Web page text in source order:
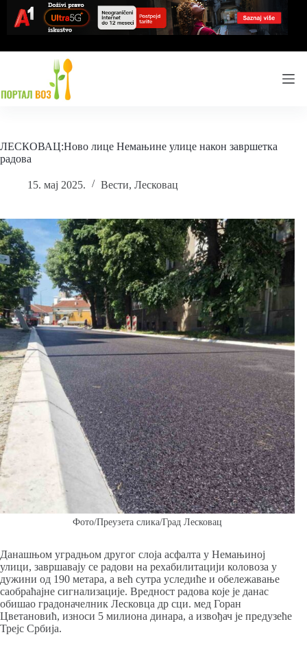
content
ЛЕСКОВАЦ:Ново лице Немањине улице након завршетка
радова
15. мај 2025. Вести, Лесковац
Фото/Преузета слика/Град Лесковац
Данашњом уградњом другог слоја асфалта у Немањиној
улици, завршавају се радови на рехабилитацији коловоза у
дужини од 190 метара, а већ сутра уследиће и обележавање
саобраћајне сигнализације. Вредност радова које је данас
обишао градоначелник Лесковца др сци. мед Горан
Цветановић, износи 5 милиона динара, а извођач је предузеће
Трејс Србија.